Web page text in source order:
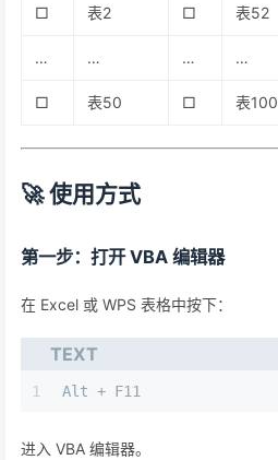
□ 表2 □ 表52
… … … …
□ 表50 □ 表100
🚀 使用方式
第一步：打开 VBA 编辑器
在 Excel 或 WPS 表格中按下：
TEXT
1 Alt + F11
进入 VBA 编辑器。